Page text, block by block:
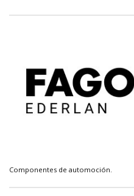
Componentes de automoción.